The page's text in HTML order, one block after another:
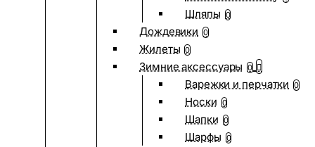
Шляпы 0
Дождевики 0
Жилеты 0
Зимние аксессуары 0
Варежки и перчатки 0
Носки 0
Шапки 0
Шарфы 0